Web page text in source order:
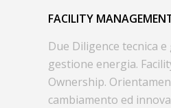
FACILITY
Due Diligence tecnica
gestione energia.
Ownership.
cambiamento ed